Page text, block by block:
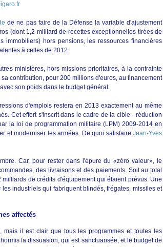
de ne pas faire de la Défense la variable d'ajustement
(dont 1,2 milliard de recettes exceptionnelles tirées de
immobiliers) hors pensions, les ressources financières
à celles de 2012.
ministères, hors missions prioritaires, à la contrainte
contribution, pour 200 millions d'euros, au financement
son poids dans le budget général.
d'emplois restera en 2013 exactement au même
Cet effort s'inscrit dans le cadre de la cible - réduction
la loi de programmation militaire (LPM) 2009-2014 en
et moderniser les armées. De quoi satisfaire Jean-Yves
Car, pour rester dans l'épure du «zéro valeur», le
des livraisons et des paiements. Soit au total
de crédits d'équipement qui étaient prévus. Une
industriels qui fabriquent blindés, frégates, missiles et
affectés
mais il est clair que tous les programmes et toutes les
la dissuasion, qui est sanctuarisée, et le budget de